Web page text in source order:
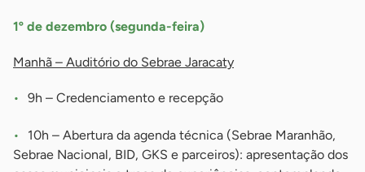
1º de dezembro (segunda-feira)
Manhã – Auditório do Sebrae Jaracaty
9h – Credenciamento e recepção
10h – Abertura da agenda técnica (Sebrae Maranhão,
Sebrae Nacional, BID, GKS e parceiros): apresentação dos